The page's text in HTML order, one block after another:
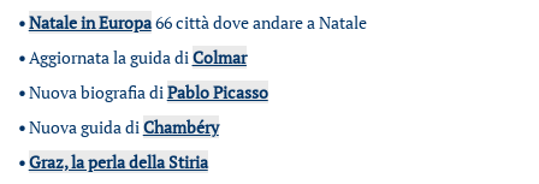
•Natale in Europa66 città dove andare a Natale
•Aggiornata la guida diColmar
•Nuova biografia diPablo Picasso
•Nuova guida diChambéry
•Graz, la perla della Stiria